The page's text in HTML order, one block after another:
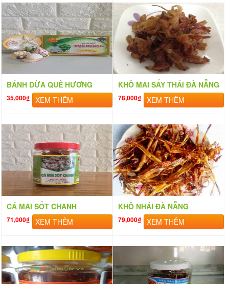
BÁNH DỪA QUÊ HƯƠNG
35,000₫ XEM THÊM
KHÔ MAI SẤY THÁI ĐÀ NẴNG
78,000₫ XEM THÊM
CÁ MAI SỐT CHANH
71,000₫ XEM THÊM
KHÔ NHÁI ĐÀ NẴNG
79,000₫ XEM THÊM